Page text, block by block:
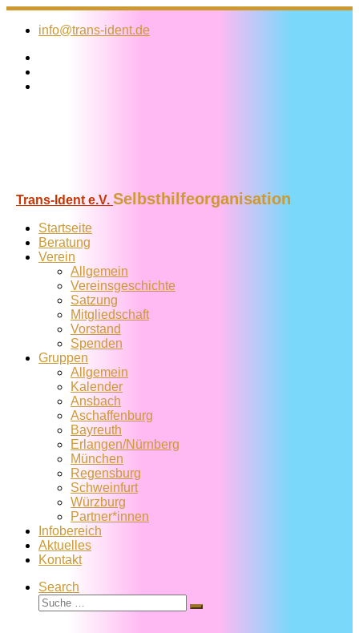
Zum
Inhalt
info@trans-ident.de
Trans-Ident e.V. Selbsthilfeorganisation
Startseite
Beratung
Verein
Allgemein
Vereins­geschichte
Satzung
Mitglied­schaft
Vorstand
Spenden
Gruppen
Allgemein
Kalender
Ansbach
Aschaffenburg
Bayreuth
Erlangen/Nürnberg
München
Regensburg
Schweinfurt
Würzburg
Partner*innen
Infobereich
Aktuelles
Kontakt
Search
Suche
Suche